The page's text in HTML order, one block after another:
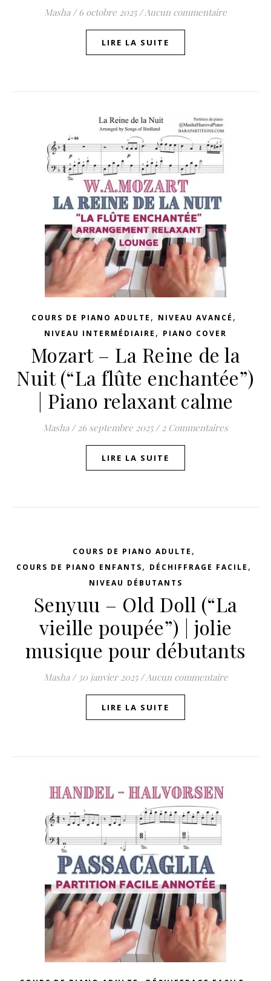
Masha / 6 octobre 2025 /Aucun commentaire
LIRE LA SUITE
COURS DE PIANO ADULTE , NIVEAU AVANCÉ ,
NIVEAU INTERMÉDIAIRE , PIANO COVER
Mozart – La Reine de la
Nuit (“La flûte enchantée”)
| Piano relaxant calme
Masha / 26 septembre 2025 / 2 Commentaires
LIRE LA SUITE
COURS DE PIANO ADULTE ,
COURS DE PIANO ENFANTS, DÉCHIFFRAGE FACILE ,
NIVEAU DÉBUTANTS
Senyuu – Old Doll (“La
vieille poupée”) | jolie
musique pour débutants
Masha / 30 janvier 2025 /Aucun commentaire
LIRE LA SUITE